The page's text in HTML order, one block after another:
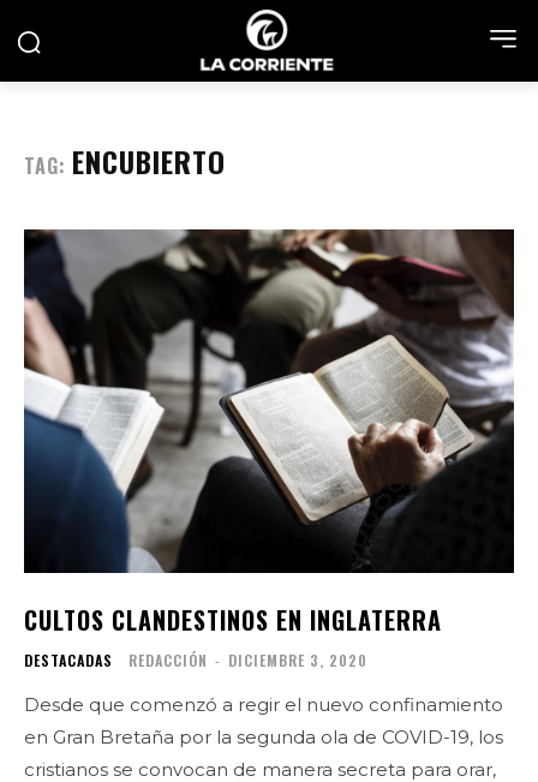
TAG: ENCUBIERTO
CULTOS CLANDESTINOS EN INGLATERRA
DESTACADAS REDACCIÓN - DICIEMBRE 3, 2020
Desde que comenzó a regir el nuevo confinamiento
en Gran Bretaña por la segunda ola de COVID-19, los
cristianos se convocan de manera secreta para orar,